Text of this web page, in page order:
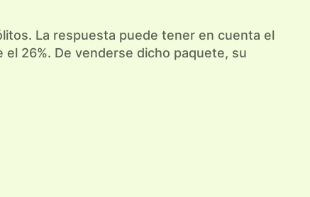
La respuesta puede tener en cuenta el
26%. De venderse dicho paquete, su